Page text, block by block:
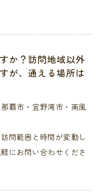
か？訪問地域以外
が、通える場所は
覇市・宜野湾市・南風
問範囲と時間が変動し
にお問い合わせくださ